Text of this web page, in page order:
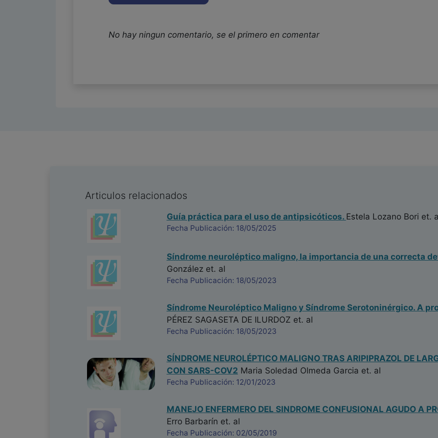
No hay ningun comentario, se el primero en comentar
Articulos relacionados
Guía práctica para el uso de antipsicóticos. Estela Lozano Bori et.
Fecha Publicación: 18/05/2025
Síndrome neuroléptico maligno, la importancia de una correcta
Gonzálezet. al
Fecha Publicación: 18/05/2023
Síndrome Neuroléptico Maligno y Síndrome Serotoninérgico. A
PÉREZ SAGASETA DE ILURDOZ et. al
Fecha Publicación: 18/05/2023
SÍNDROME NEUROLÉPTICO MALIGNO TRAS ARIPIPRAZOL DE
CON SARS-COV2 Maria Soledad Olmeda Garcia et. al
Fecha Publicación: 12/01/2023
MANEJO ENFERMERO DEL SINDROME CONFUSIONAL AGUDO A
Erro Barbarín et. al
Fecha Publicación: 02/05/2019